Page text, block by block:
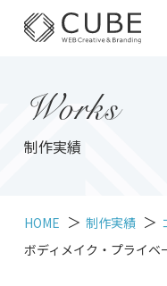
Works
制作実績
HOME 制作実績
ボディメイク・プライベ